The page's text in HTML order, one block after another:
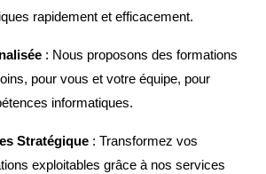
rapidement et efficacement.
: Nous proposons des formations
pour vous et votre équipe, pour
informatiques.
Stratégique : Transformez vos
exploitables grâce à nos services